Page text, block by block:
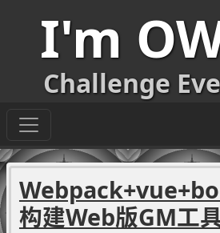
I'm
Challenge
构建Web版GM工